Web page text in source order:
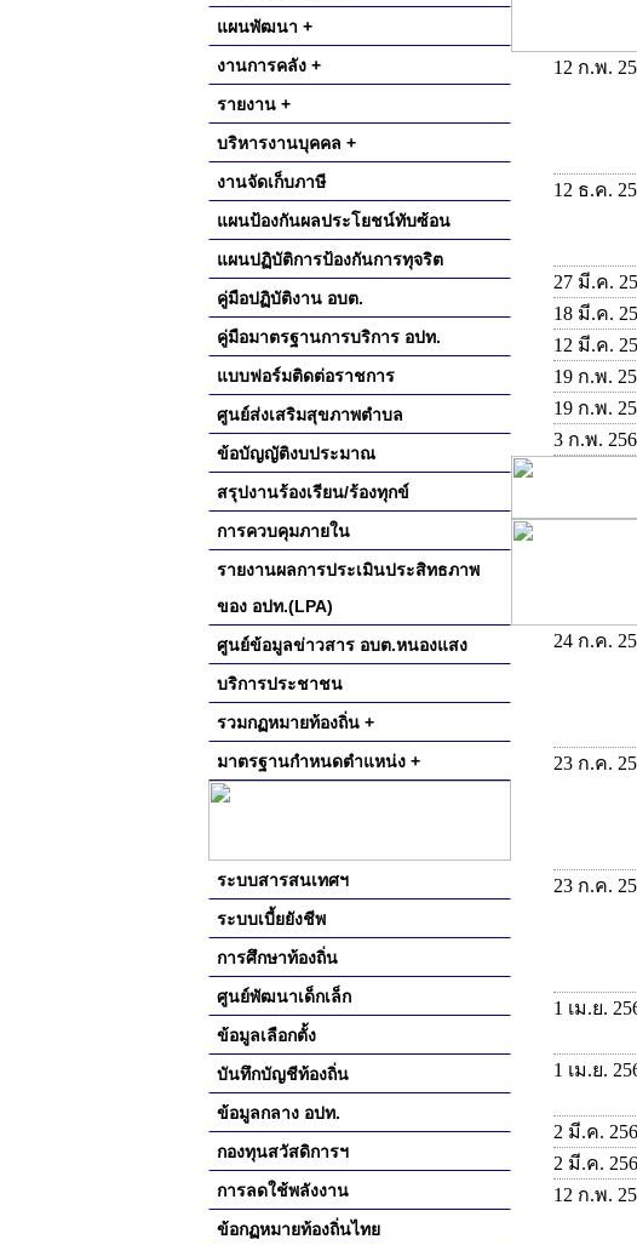
แผนพัฒนา +
งานการคลัง +
รายงาน +
บริหารงานบุคคล +
งานจัดเก็บภาษี
แผนป้องกันผลประโยชน์ทับซ้อน
แผนปฏิบัติการป้องกันการทุจริต
คู่มือปฏิบัติงาน อบต.
คู่มือมาตรฐานการบริการ อปท.
แบบฟอร์มติดต่อราชการ
ศูนย์ส่งเสริมสุขภาพตำบล
ข้อบัญญัติงบประมาณ
สรุปงานร้องเรียน/ร้องทุกข์
การควบคุมภายใน
รายงานผลการประเมินประสิทธภาพ
ของ อปท.(LPA)
ศูนย์ข้อมูลข่าวสาร อบต.หนองแสง
บริการประชาชน
รวมกฏหมายท้องถิ่น +
มาตรฐานกำหนดตำแหน่ง +
ระบบสารสนเทศฯ
ระบบเบี้ยยังชีพ
การศึกษาท้องถิ่น
ศูนย์พัฒนาเด็กเล็ก
ข้อมูลเลือกตั้ง
บันทึกบัญชีท้องถิ่น
ข้อมูลกลาง อปท.
กองทุนสวัสดิการฯ
การลดใช้พลังงาน
ข้อกฏหมายท้องถิ่นไทย
12 ก.พ.
12 ธ.ค.
27 มี.ค.
18 มี.ค.
12 มี.ค.
19 ก.พ.
19 ก.พ.
3 ก.พ.
24 ก.ค.
23 ก.ค.
23 ก.ค.
1 เม.ย.
1 เม.ย.
2 มี.ค.
2 มี.ค.
12 ก.พ.